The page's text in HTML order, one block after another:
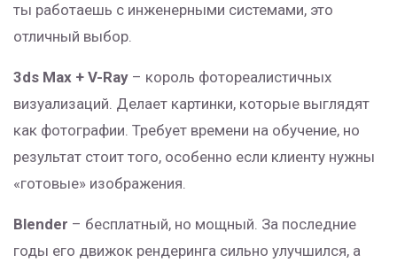
ты работаешь с инженерными системами, это
отличный выбор.
3ds Max + V-Ray – король фотореалистичных
визуализаций. Делает картинки, которые выглядят
как фотографии. Требует времени на обучение, но
результат стоит того, особенно если клиенту нужны
«готовые» изображения.
Blender – бесплатный, но мощный. За последние
годы его движок рендеринга сильно улучшился, а